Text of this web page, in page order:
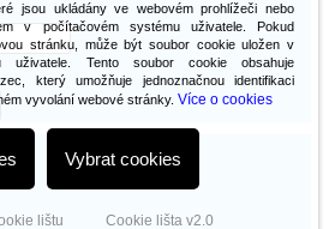
jsou ukládány ve webovém prohlížeči nebo
v počítačovém systému uživatele. Pokud
stránku, může být soubor cookie uložen v
uživatele. Tento soubor cookie obsahuje
který umožňuje jednoznačnou identifikaci
vyvolání webové stránky.Více o cookies
Vybrat cookies
lištu Cookie lišta v2.0